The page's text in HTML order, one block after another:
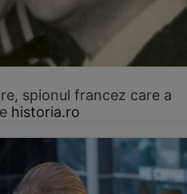
spionul francez care a
historia.ro